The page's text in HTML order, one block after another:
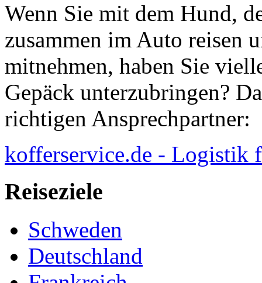
Wenn Sie mit dem Hund,
zusammen im Auto reisen
mitnehmen, haben Sie
Gepäck unterzubringen?
richtigen Ansprechpartner:
kofferservice.de - Logistik
Reiseziele
Schweden
Deutschland